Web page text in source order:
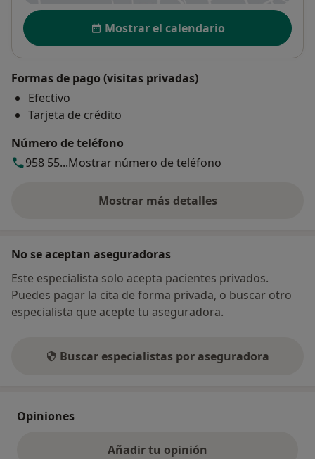
Disponibilidad
Mostrar el calendario
Formas de pago (visitas privadas)
Efectivo
Tarjeta de crédito
Número de teléfono
958 55...Mostrar número de teléfono
Mostrar más detalles
sobre la dirección
No se aceptan aseguradoras
Este especialista solo acepta pacientes privados.
Puedes pagar la cita de forma privada, o buscar otro
especialista que acepte tu aseguradora.
Buscar especialistas por aseguradora
Opiniones
Añadir tu opinión